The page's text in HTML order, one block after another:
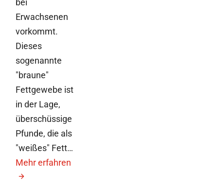
bei
Erwachsenen
vorkommt.
Dieses
sogenannte
"braune"
Fettgewebe ist
in der Lage,
überschüssige
Pfunde, die als
"weißes" Fett…
Mehr erfahren